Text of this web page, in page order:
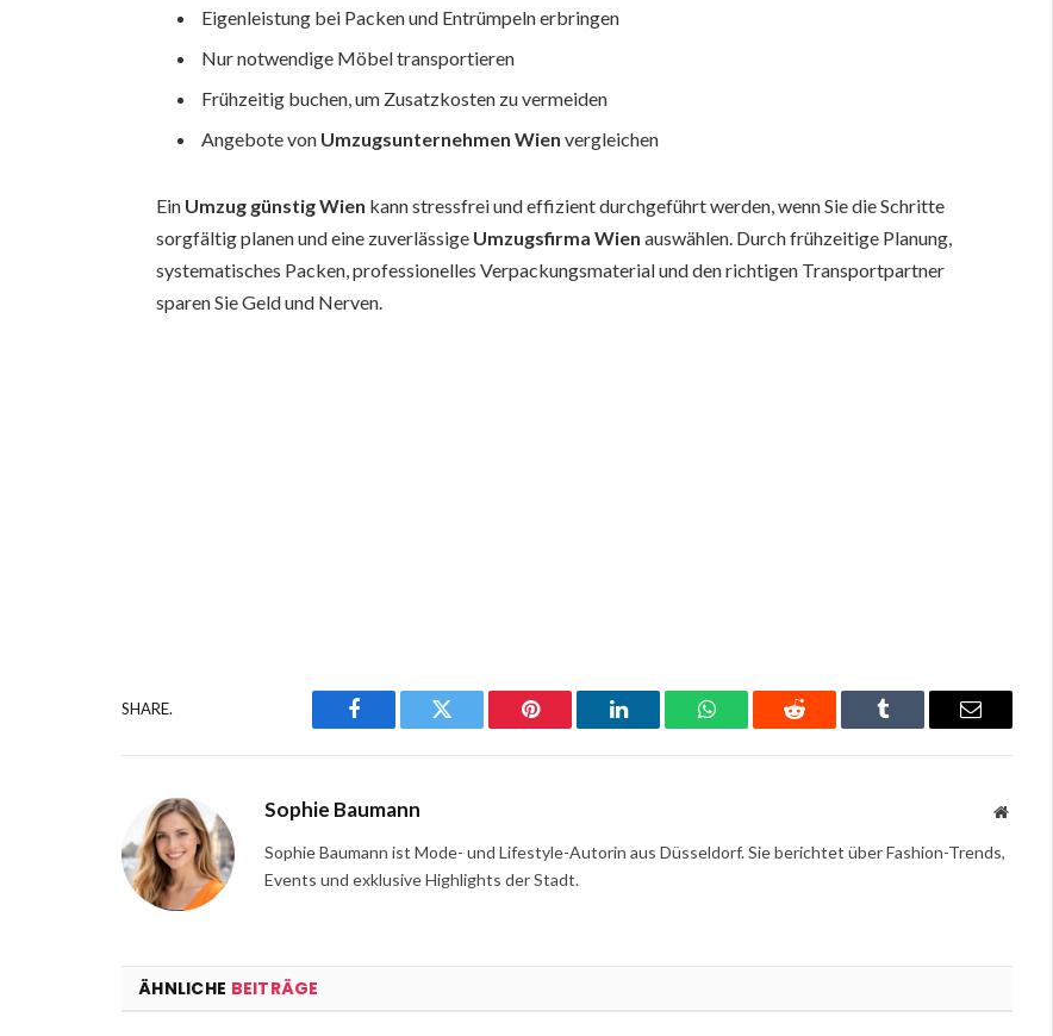
Eigenleistung bei Packen und Entrümpeln erbringen
Nur notwendige Möbel transportieren
Frühzeitig buchen, um Zusatzkosten zu vermeiden
Angebote von Umzugsunternehmen Wien vergleichen
Ein Umzug günstig Wien kann stressfrei und effizient durchgeführt werden, wenn Sie die Schritte
sorgfältig planen und eine zuverlässige Umzugsfirma Wien auswählen. Durch frühzeitige Planung,
systematisches Packen, professionelles Verpackungsmaterial und den richtigen Transportpartner
sparen Sie Geld und Nerven.
SHARE.
Facebook Twitter Pinterest LinkedIn WhatsAppReddit Tumblr Email
Sophie Baumann Website
Sophie Baumann ist Mode- und Lifestyle-Autorin aus Düsseldorf. Sie berichtet über Fashion-Trends,
Events und exklusive Highlights der Stadt.
ÄHNLICHE BEITRÄGE